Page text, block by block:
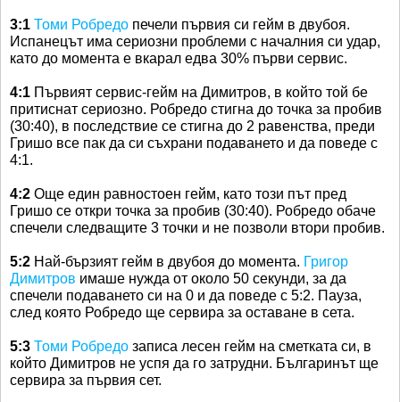
3:1 Томи Робредо печели първия си гейм в двубоя.
Испанецът има сериозни проблеми с началния си удар,
като до момента е вкарал едва 30% първи сервис.
4:1 Първият сервис-гейм на Димитров, в който той бе
притиснат сериозно. Робредо стигна до точка за пробив
(30:40), в последствие се стигна до 2 равенства, преди
Гришо все пак да си съхрани подаването и да поведе с
4:1.
4:2 Още един равностоен гейм, като този път пред
Гришо се откри точка за пробив (30:40). Робредо обаче
спечели следващите 3 точки и не позволи втори пробив.
5:2 Най-бързият гейм в двубоя до момента. Григор
Димитров имаше нужда от около 50 секунди, за да
спечели подаването си на 0 и да поведе с 5:2. Пауза,
след която Робредо ще сервира за оставане в сета.
5:3 Томи Робредо записа лесен гейм на сметката си, в
който Димитров не успя да го затрудни. Българинът ще
сервира за първия сет.